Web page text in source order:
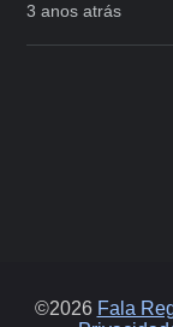
3 anos atrás
©2026 Fala